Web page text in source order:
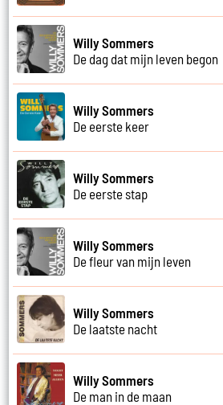
Willy Sommers
De dag dat mijn leven begon
Willy Sommers
De eerste keer
Willy Sommers
De eerste stap
Willy Sommers
De fleur van mijn leven
Willy Sommers
De laatste nacht
Willy Sommers
De man in de maan